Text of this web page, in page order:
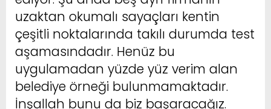
uzaktan okumalı sayaçları kentin
çeşitli noktalarında takılı durumda test
aşamasındadır. Henüz bu
uygulamadan yüzde yüz verim alan
belediye örneği bulunmamaktadır.
İnşallah bunu da biz başaracağız.